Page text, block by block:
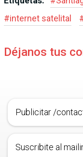
#internet satelital
Déjanos tus
Publicitar /
Suscribite al